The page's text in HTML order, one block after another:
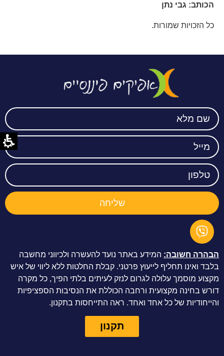
הכותב: גבי נתן
כל הזכויות שמורות.
שליחה
הבהרה חשובה: המידע באתר נועד להעשרה ולכיווני מחשבה
בלבד ואינו תחליף לייעוץ פרטני. קבלת החלטות ללא ליווי של איש
מקצוע מוסמך עלולה לגרום לנזק לעיתים בלתי הפיך, כל מקרה
דורש בחינה מקצועית ורחבה הכוללת את הנסיבות הספציפיות
והייחודיות של כל אחד ואחד. ראה התייחסות בתקנון.
תקנון